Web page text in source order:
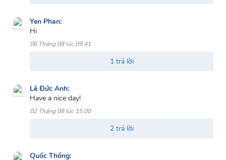
Yen Phan:
Hi
06 Tháng 08 lúc 09:41
1 trả lời
Lê Đức Anh:
Have a nice day!
02 Tháng 08 lúc 15:00
2 trả lời
Quốc Thống: